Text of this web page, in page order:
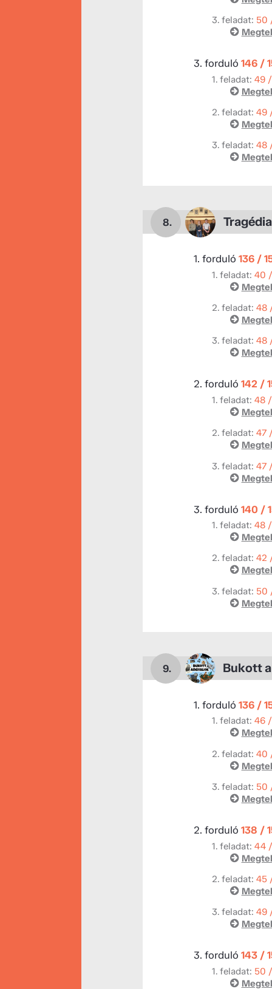
3. feladat: 50
3. forduló 146 /
1. feladat: 49
2. feladat: 49
3. feladat: 48
8.
1. forduló 136 /
1. feladat: 40
2. feladat: 48
3. feladat: 48
2. forduló 142 /
1. feladat: 48
2. feladat: 47
3. feladat: 47
3. forduló 140 /
1. feladat: 48
2. feladat: 42
3. feladat: 50
9. Bukott
1. forduló 136 /
1. feladat: 46
2. feladat: 40
3. feladat: 50
2. forduló 138 /
1. feladat: 44
2. feladat: 45
3. feladat: 49
3. forduló 143 /
1. feladat: 50